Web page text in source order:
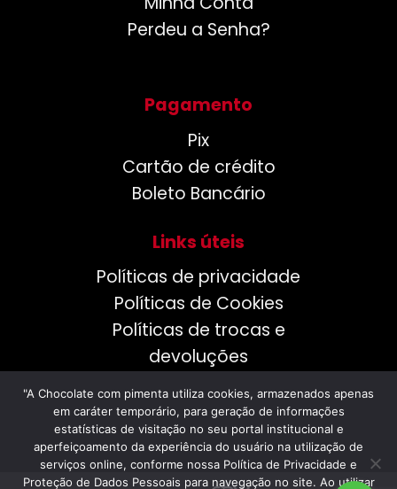
Perdeu a Senha?
Pagamento
Pix
Cartão de crédito
Boleto Bancário
Links úteis
Políticas de privacidade
Políticas de Cookies
Políticas de trocas e
devoluções
"A Chocolate com pimenta utiliza cookies, armazenados apenas
em caráter temporário, para geração de informações
estatísticas de visitação no seu portal institucional e
aperfeiçoamento da experiência do usuário na utilização de
serviços online, conforme nossa Política de Privacidade e
Proteção de Dados Pessoais para navegação no site. Ao utilizar